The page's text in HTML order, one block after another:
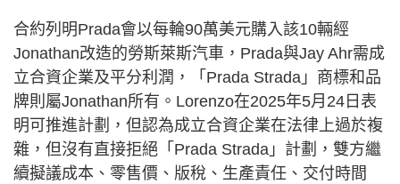
合約列明Prada會以每輪90萬美元購入該10輛經
Jonathan改造的勞斯萊斯汽車，Prada與Jay Ahr需成
立合資企業及平分利潤，「Prada Strada」商標和品
牌則屬Jonathan所有。Lorenzo在2025年5月24日表
明可推進計劃，但認為成立合資企業在法律上過於複
雜，但沒有直接拒絕「Prada Strada」計劃，雙方繼
續擬議成本、零售價、版稅、生產責任、交付時間